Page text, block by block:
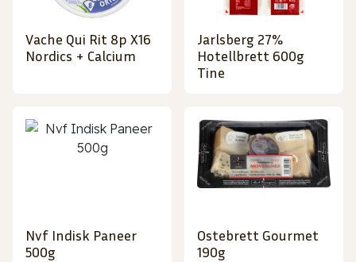
Vache Qui Rit 8p X16
Nordics + Calcium
Jarlsberg 27%
Hotellbrett 600g
Tine
Nvf Indisk Paneer
500g
Ostebrett Gourmet
190g